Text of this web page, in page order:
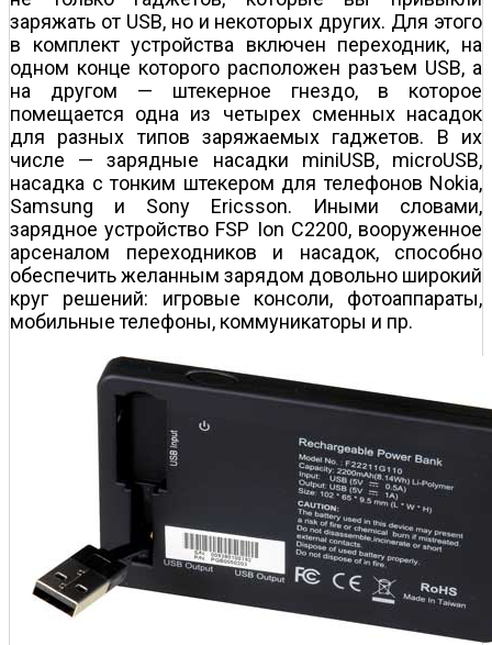
заряжать от USB, но и некоторых других. Для этого
в комплект устройства включен переходник, на
одном конце которого расположен разъем USB, а
на другом — штекерное гнездо, в которое
помещается одна из четырех сменных насадок
для разных типов заряжаемых гаджетов. В их
числе — зарядные насадки miniUSB, microUSB,
насадка с тонким штекером для телефонов Nokia,
Samsung и Sony Ericsson. Иными словами,
зарядное устройство FSP Ion C2200, вооруженное
арсеналом переходников и насадок, способно
обеспечить желанным зарядом довольно широкий
круг решений: игровые консоли, фотоаппараты,
мобильные телефоны, коммуникаторы и пр.